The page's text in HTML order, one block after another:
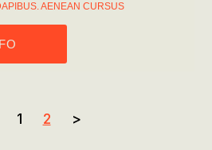
AENEAN CURSUS
1 2 >